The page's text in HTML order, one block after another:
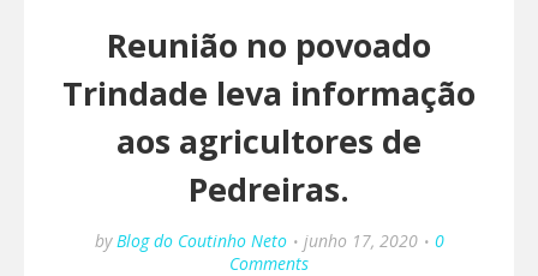
Reunião no povoado
Trindade leva informação
aos agricultores de
Pedreiras.
by Blog do Coutinho Neto junho 17, 2020
0
Comments